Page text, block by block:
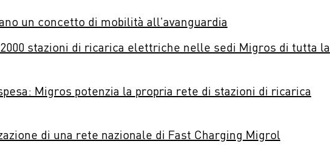
un concetto di mobilità all'avanguardia
stazioni di ricarica elettriche nelle sedi Migros di tutta la
Migros potenzia la propria rete di stazioni di ricarica
di una rete nazionale di Fast Charging Migrol